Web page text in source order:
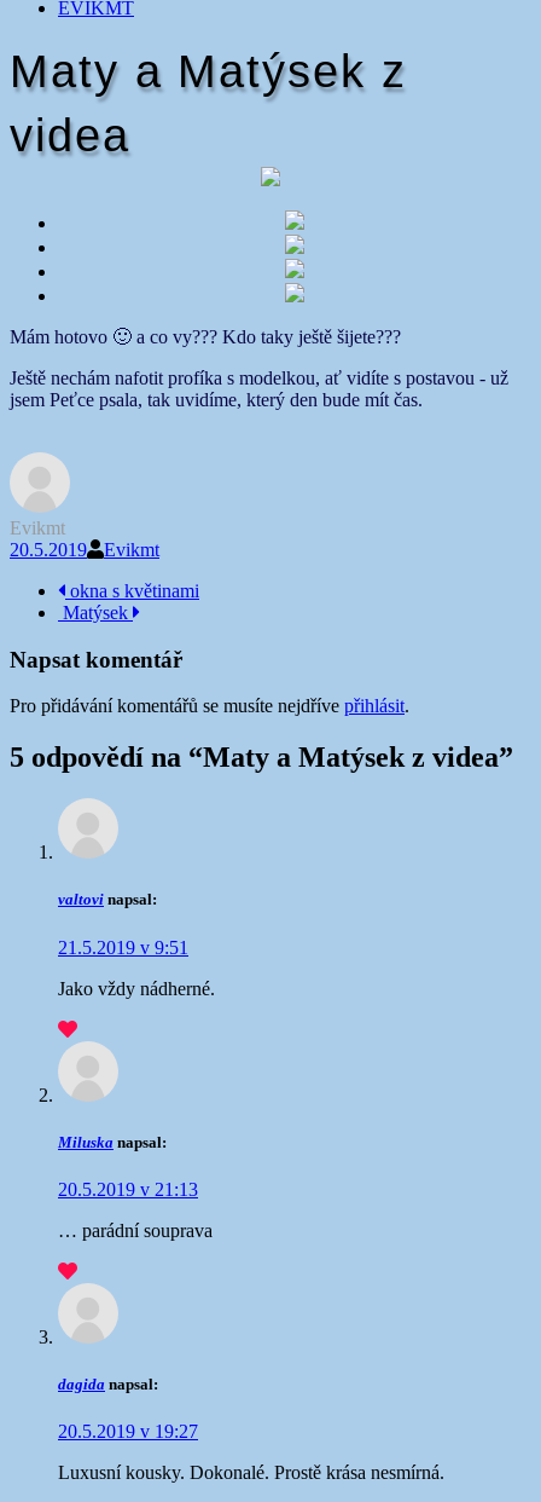
EVIKMT
Maty a Matýsek z
videa
Mám hotovo 🙂 a co vy??? Kdo taky ještě šijete???
Ještě nechám nafotit profíka s modelkou, ať vidíte s postavou - už
jsem Peťce psala, tak uvidíme, který den bude mít čas.
Evikmt
20.5.2019
Evikmt
Navigace
příspěvku
okna s květinami
Matýsek
Napsat komentář
Pro přidávání komentářů se musíte nejdříve přihlásit.
5 odpovědí na “Maty a Matýsek z videa”
valtovi napsal:
21.5.2019 v 9:51
Jako vždy nádherné.
Miluska napsal:
20.5.2019 v 21:13
… parádní souprava
dagida napsal:
20.5.2019 v 19:27
Luxusní kousky. Dokonalé. Prostě krása nesmírná.